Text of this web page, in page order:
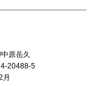
中原岳久
20488-5
月